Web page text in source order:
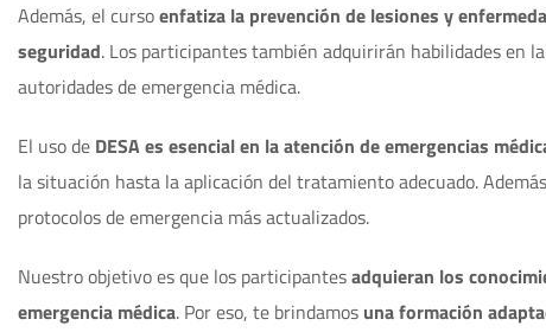
Además, el cursoenfatiza la prevención de lesiones y
seguridad. Los participantes también adquirirán habilidades en la
autoridades de emergencia médica.
El uso de DESA es esencial en la atención de emergencias
la situación hasta la aplicación del tratamiento adecuado.
protocolos de emergencia más actualizados.
Nuestro objetivo es que los participantesadquieran los
emergencia médica. Por eso, te brindamos una formación